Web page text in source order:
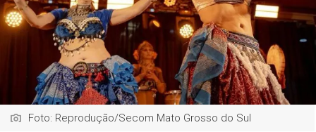
Foto: Reprodução/Secom Mato Grosso do Sul